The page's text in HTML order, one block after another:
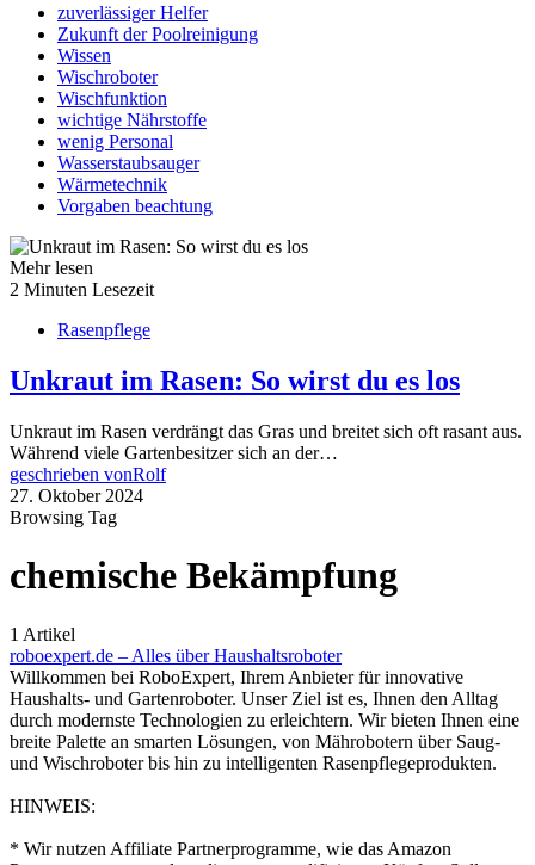
zuverlässiger Helfer
Zukunft der Poolreinigung
Wissen
Wischroboter
Wischfunktion
wichtige Nährstoffe
wenig Personal
Wasserstaubsauger
Wärmetechnik
Vorgaben beachtung
Mehr lesen
2 Minuten Lesezeit
Rasenpflege
Unkraut im Rasen: So wirst du es los
Unkraut im Rasen verdrängt das Gras und breitet sich oft rasant aus.
Während viele Gartenbesitzer sich an der…
geschrieben vonRolf
27. Oktober 2024
Browsing Tag
chemische Bekämpfung
1 Artikel
roboexpert.de – Alles über Haushaltsroboter
Willkommen bei RoboExpert, Ihrem Anbieter für innovative
Haushalts- und Gartenroboter. Unser Ziel ist es, Ihnen den Alltag
durch modernste Technologien zu erleichtern. Wir bieten Ihnen eine
breite Palette an smarten Lösungen, von Mährobotern über Saug-
und Wischroboter bis hin zu intelligenten Rasenpflegeprodukten.
HINWEIS:
* Wir nutzen Affiliate Partnerprogramme, wie das Amazon